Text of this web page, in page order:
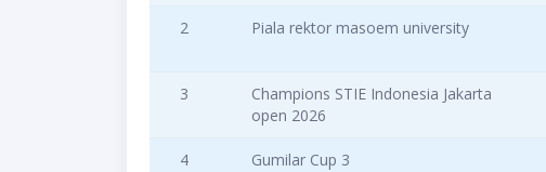
2 Piala rektor masoem university
3
Champions STIE Indonesia Jakarta
open 2026
4 Gumilar Cup 3